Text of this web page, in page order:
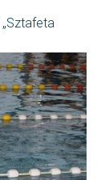
„Sztafeta